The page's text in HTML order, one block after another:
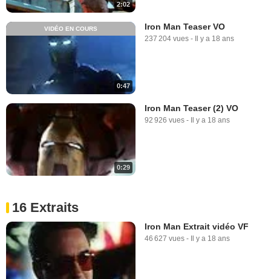
2:02
0:47
VIDÉO EN COURS Iron Man Teaser VO
237 204 vues - Il y a 18 ans
0:29
Iron Man Teaser (2) VO
92 926 vues - Il y a 18 ans
16 Extraits
Iron Man Extrait vidéo VF
46 627 vues - Il y a 18 ans